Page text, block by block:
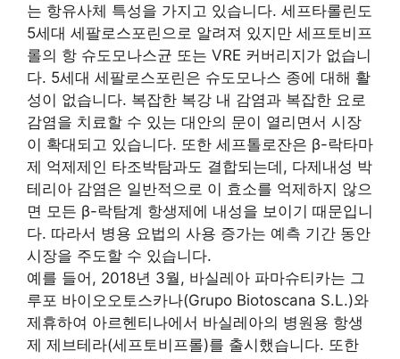
는 항유사체 특성을 가지고 있습니다. 세프타롤린도
5세대 세팔로스포린으로 알려져 있지만 세프토비프
롤의 항 슈도모나스균 또는 VRE 커버리지가 없습니
다. 5세대 세팔로스포린은 슈도모나스 종에 대해 활
성이 없습니다. 복잡한 복강 내 감염과 복잡한 요로
감염을 치료할 수 있는 대안의 문이 열리면서 시장
이 확대되고 있습니다. 또한 세프톨로잔은 β-락타마
제 억제제인 타조박탐과도 결합되는데, 다제내성 박
테리아 감염은 일반적으로 이 효소를 억제하지 않으
면 모든 β-락탐계 항생제에 내성을 보이기 때문입니
다. 따라서 병용 요법의 사용 증가는 예측 기간 동안
시장을 주도할 수 있습니다.
예를 들어, 2018년 3월, 바실레아 파마슈티카는 그
루포 바이오오토스카나(Grupo Biotoscana S.L.)와
제휴하여 아르헨티나에서 바실레아의 병원용 항생
제 제브테라(세프토비프롤)를 출시했습니다. 또한